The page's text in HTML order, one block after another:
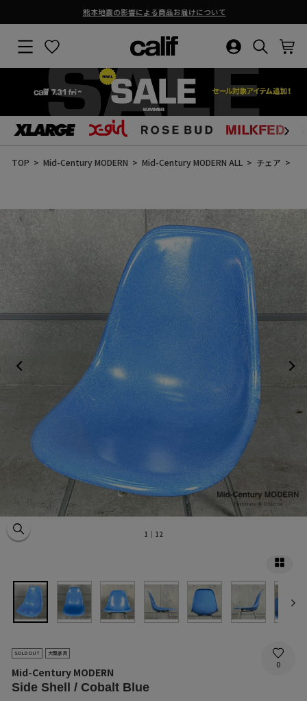
テ
プ
ス
ラ
イ
ョ
ー
を
止
め
熊本地震の影響による商品お届けについて
サイトナビゲーション
お気に入り ログイン・新
検索結果
TOP Mid-Century MODERN Mid-Century MODERN ALL チェア
1 ｜12
SOLD OUT 大型家具
0
Mid-Century MODERN
Side Shell / Cobalt Blue